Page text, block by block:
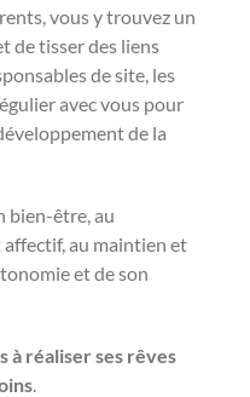
vous y trouvez un
de tisser des liens
de site, les
avec vous pour
de la
bien-être, au
au maintien et
et de son
à réaliser ses rêves
.